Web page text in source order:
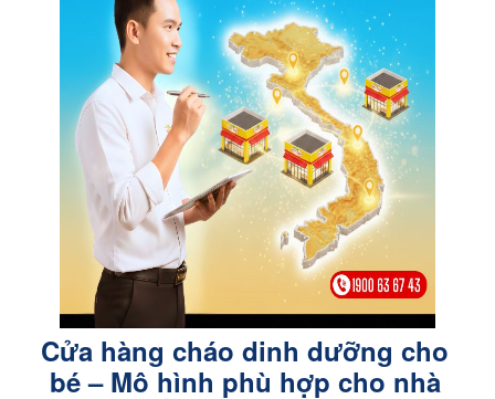
Cửa hàng cháo dinh dưỡng cho
bé – Mô hình phù hợp cho nhà